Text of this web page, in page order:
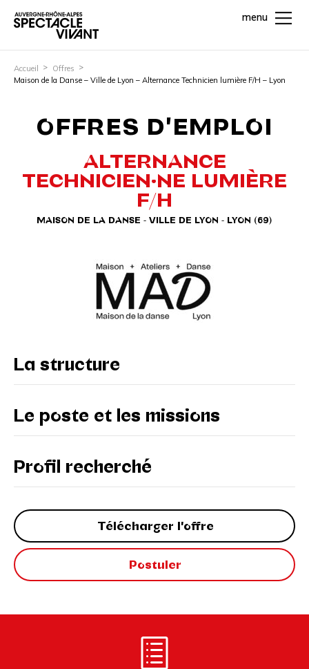
menu
Accueil
Offres
Maison de la Danse – Ville de Lyon – Alternance Technicien lumière F/H – Lyon
OFFRES D'EMPLOI
ALTERNANCE
TECHNICIEN·NE LUMIÈRE
F/H
MAISON DE LA DANSE - VILLE DE LYON - LYON (69)
La structure
Le poste et les missions
Profil recherché
Télécharger l'offre
Postuler